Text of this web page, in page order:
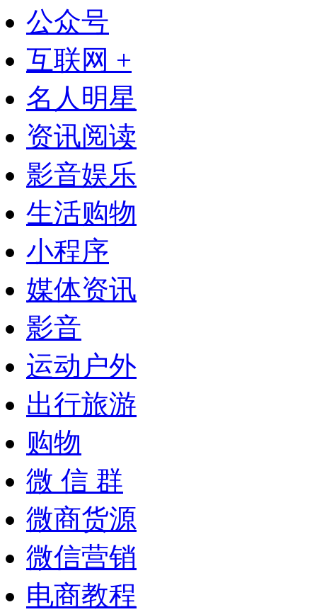
公众号
互联网 +
名人明星
资讯阅读
影音娱乐
生活购物
小程序
媒体资讯
影音
运动户外
出行旅游
购物
微 信 群
微商货源
微信营销
电商教程